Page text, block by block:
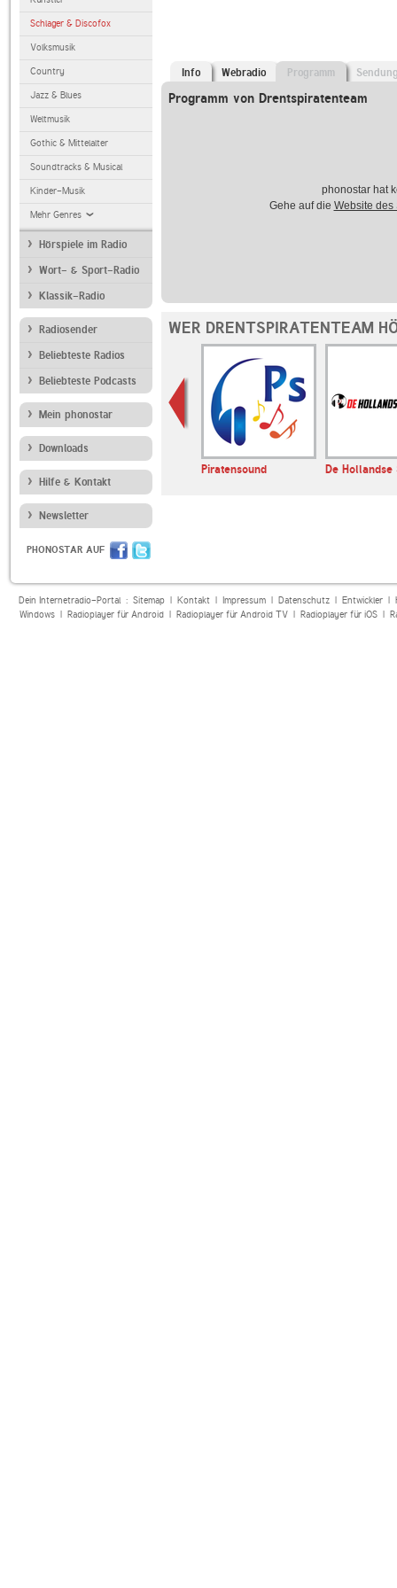
Schlager & Discofox
Volksmusik
Country
Jazz & Blues
Weltmusik
Gothic & Mittelalter
Soundtracks & Musical
Kinder-Musik
Mehr Genres
Hörspiele im Radio
Wort- & Sport-Radio
Klassik-Radio
Radiosender
Beliebteste Radios
Beliebteste Podcasts
Mein phonostar
Downloads
Hilfe & Kontakt
Newsletter
PHONOSTAR AUF
Info Webradio Programm
Programm von Drentspiratenteam
phonostar hat
Gehe auf die Website des
WER DRENTSPIRATENTEAM
Radio 700 Piratensound De Hollandse
Dein Internetradio-Portal : Sitemap| Kontakt| Impressum| Datenschutz| Entwickler|
Windows| Radioplayer für Android| Radioplayer für Android TV| Radioplayer für iOS|